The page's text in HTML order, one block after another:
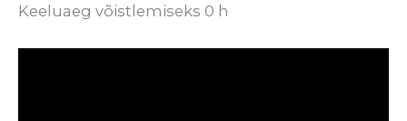
Keeluaeg võistlemiseks 0 h